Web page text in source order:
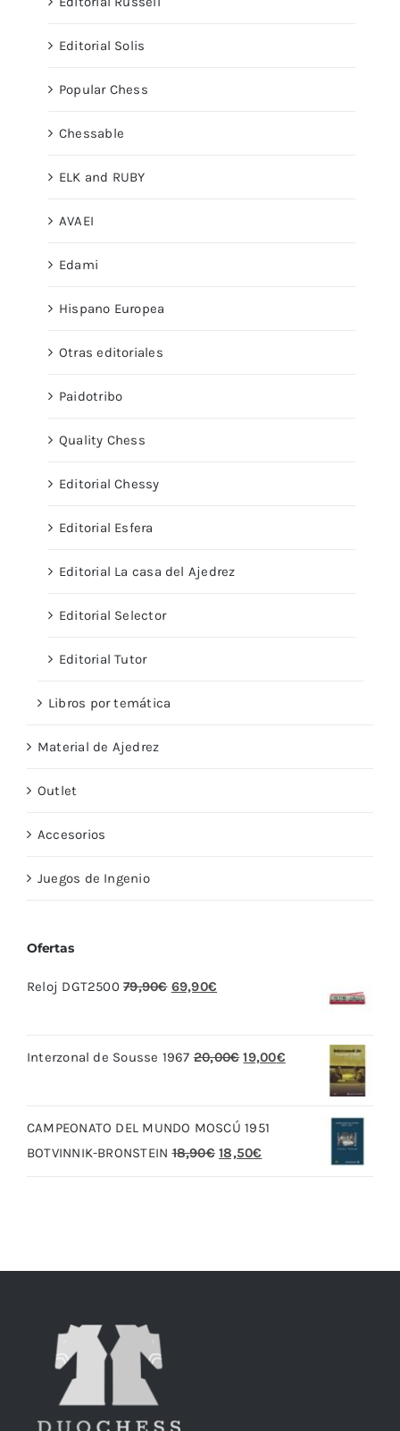
Editorial Solis
Popular Chess
Chessable
ELK and RUBY
AVAEI
Edami
Hispano Europea
Otras editoriales
Paidotribo
Quality Chess
Editorial Chessy
Editorial Esfera
Editorial La casa del Ajedrez
Editorial Selector
Editorial Tutor
Libros por temática
Material de Ajedrez
Outlet
Accesorios
Juegos de Ingenio
Ofertas
Reloj DGT2500 79,90€ El
era:
69,90€
es:
Interzonal de Sousse 1967 20,00€ El
era:
20,00€.
19,00€El
CAMPEONATO DEL MUNDO MOSCÚ 1951
BOTVINNIK-BRONSTEIN 18,90€ El
18,50€